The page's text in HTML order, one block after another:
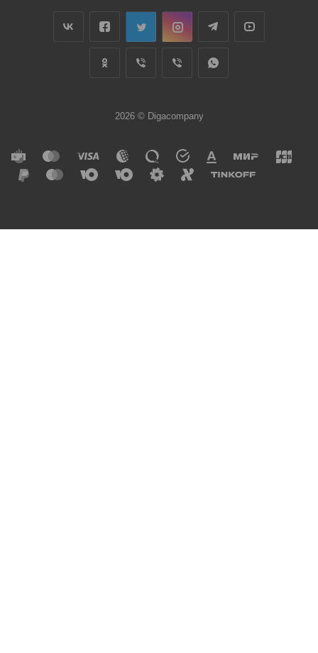
2026 © Digacompany